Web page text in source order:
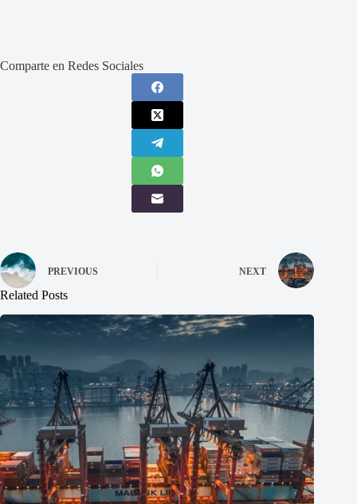
Comparte en Redes Sociales
PREVIOUS NEXT
Related Posts